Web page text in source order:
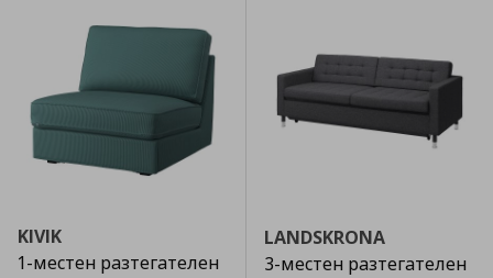
KIVIK
1-местен разтегателен
LANDSKRONA
3-местен разтегателен